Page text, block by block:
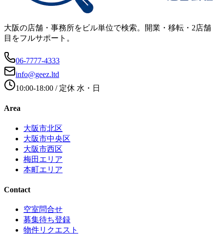
大阪の店舗・事務所をビル単位で検索。開業・移転・2店舗
目をフルサポート。
06-7777-4333
info@geez.ltd
10:00-18:00 / 定休 水・日
Area
大阪市北区
大阪市中央区
大阪市西区
梅田エリア
本町エリア
Contact
空室問合せ
募集待ち登録
物件リクエスト